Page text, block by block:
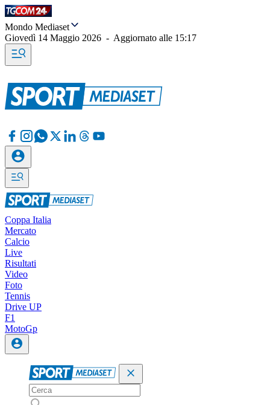
Mondo Mediaset
Giovedì 14 Maggio 2026 - Aggiornato alle 15:17
Coppa Italia
Mercato
Calcio
Live
Risultati
Video
Foto
Tennis
Drive UP
F1
MotoGp